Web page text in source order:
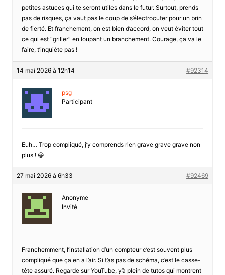
petites astuces qui te seront utiles dans le futur. Surtout, prends
pas de risques, ça vaut pas le coup de s’électrocuter pour un brin
de fierté. Et franchement, on est bien d’accord, on veut éviter tout
ce qui est “griller” en loupant un branchement. Courage, ça va le
faire, t’inquiète pas !
14 mai 2026 à 12h14 #92314
psg
Participant
Euh… Trop compliqué, j’y comprends rien grave grave grave non
plus ! 😀
27 mai 2026 à 6h33 #92469
Anonyme
Invité
Franchemment, l’installation d’un compteur c’est souvent plus
compliqué que ça en a l’air. Si t’as pas de schéma, c’est le casse-
tête assuré. Regarde sur YouTube, y’à plein de tutos qui montrent